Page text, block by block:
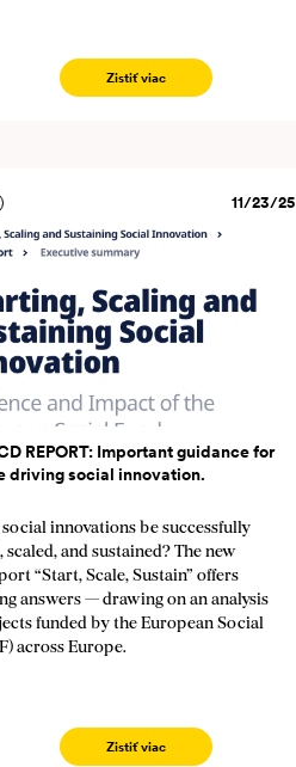
Zistiť viac
11/23/25
REPORT: Important guidance for
driving social innovation.
innovations be successfully
scaled, and sustained? The new
“Start, Scale, Sustain” offers
answers — drawing on an analysis
funded by the European Social
across Europe.
Zistiť viac